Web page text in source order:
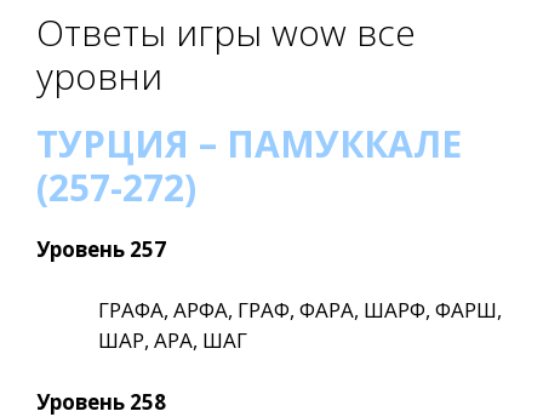
Ответы игры wow все
уровни
ТУРЦИЯ – ПАМУККАЛЕ
(257-272)
Уровень 257
ГРАФА, АРФА, ГРАФ, ФАРА, ШАРФ, ФАРШ,
ШАР, АРА, ШАГ
Уровень 258